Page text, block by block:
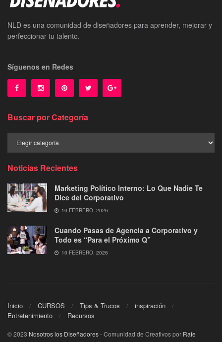
NLD es una comunidad de diseñadores para aprender, mejorar y
perfeccionar tu talento.
Síguenos en Redes
Buscar por Categoría
por
Noticias Recientes
Marketing Político Interno: Lo Que Nadie Te
Dice del Corporativo
10 FEBRERO, 2026
Cuando Pasas de Agencia a Corporativo y
Todo es “Para el Próximo Q”
10 FEBRERO, 2026
Inicio CURSOS Tips & Trucos
inspiración
Entretenimiento
Recursos
© 2023 Nosotros los Diseñadores- Comunidad de Creativos por Rafe